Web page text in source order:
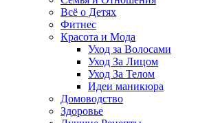
Всё о Детях
Фитнес
Красота и Мода
Уход за Волосами
Уход За Лицом
Уход За Телом
Идеи маникюра
Домоводство
Здоровье